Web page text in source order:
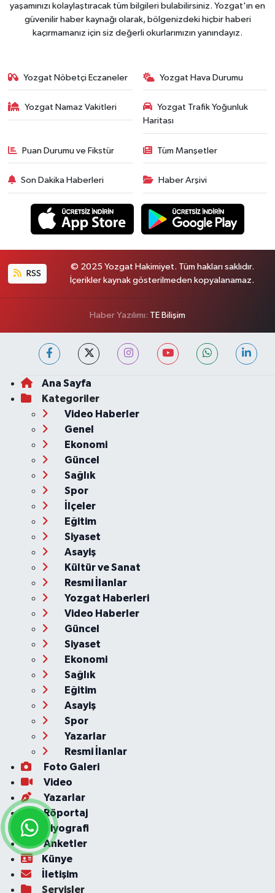
yaşamınızı kolaylaştıracak tüm bilgileri bulabilirsiniz. Yozgat'ın en
güvenilir haber kaynağı olarak, bölgenizdeki hiçbir haberi
kaçırmamanız için siz değerli okurlarımızın yanındayız.
Yozgat Nöbetçi Eczaneler Yozgat Hava Durumu
Yozgat Namaz Vakitleri
Yozgat Trafik Yoğunluk
Haritası
Puan Durumu ve Fikstür Tüm Manşetler
Son Dakika Haberleri Haber Arşivi
RSS
© 2025 Yozgat Hakimiyet. Tüm hakları saklıdır.
İçerikler kaynak gösterilmeden kopyalanamaz.
Haber Yazılımı: TE Bilişim
Ana Sayfa
Kategoriler
Video Haberler
Genel
Ekonomi
Güncel
Sağlık
Spor
İlçeler
Eğitim
Siyaset
Asayiş
Kültür ve Sanat
Resmi İlanlar
Yozgat Haberleri
Video Haberler
Güncel
Siyaset
Ekonomi
Sağlık
Eğitim
Asayiş
Spor
Yazarlar
Resmi İlanlar
Foto Galeri
Video
Yazarlar
Röportaj
Biyografi
Anketler
Künye
İletişim
Servisler